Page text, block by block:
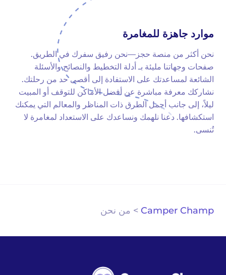
موارد جاهزة للمغامرة
نحن أكثر من منصة حجز—نحن رفيق سفرك في الطريق.
صفحات وجهاتنا مليئة بـ أدلة التخطيط والنصائح والأسئلة
الشائعة لمساعدتك على الاستفادة إلى أقصى حد من رحلتك.
نشاركك معرفة مباشرة عن أفضل الأماكن للتوقف أو المبيت
ليلاً، إلى جانب أجمل الطرق ذات المناظر والمعالم التي يمكنك
استكشافها. دعنا نلهمك ونساعدك على الاستعداد لمغامرة لا
تُنسى.
Camper Champ
> من نحن